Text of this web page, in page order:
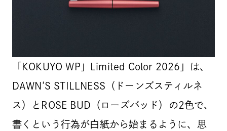
「KOKUYO WP」Limited Color 2026」は、
DAWN‘S STILLNESS（ドーンズスティルネ
ス）とROSE BUD（ローズバッド）の2色で、
書くという行為が白紙から始まるように、思